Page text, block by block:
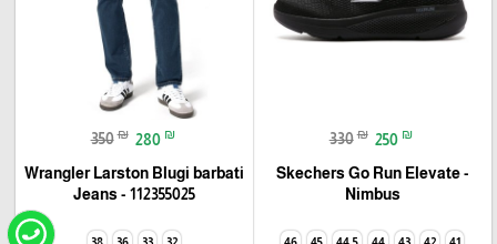
330 ₪ 250 ₪
Skechers Go Run Elevate -
Nimbus
350 ₪ 280 ₪
Wrangler Larston Blugi barbati
Jeans - 112355025